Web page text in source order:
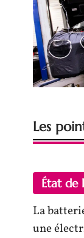
Les
État de
La
une